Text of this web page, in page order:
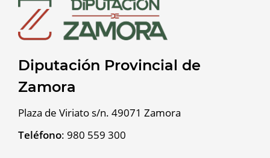
Diputación Provincial de
Zamora
Plaza de Viriato s/n. 49071 Zamora
Teléfono: 980 559 300